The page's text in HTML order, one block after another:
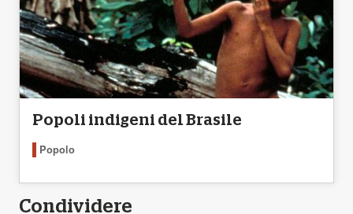
Popoli indigeni del Brasile
Popolo
Condividere